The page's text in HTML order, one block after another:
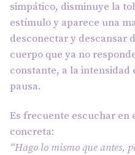
simpático, disminuye la
estímulo y aparece una
desconectar y descansar
cuerpo que ya no
constante, a la intensidad
pausa.
Es frecuente escuchar en
concreta:
“Hago lo mismo que antes,